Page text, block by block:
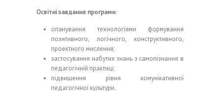
Освітні завдання програми:
опанування технологіями формування
позитивного, логічного, конструктивного,
проектного мислення;
застосування набутих знань з самопізнання в
педагогічній практиці;
підвищення рівня комунікативної
педагогічної культури.